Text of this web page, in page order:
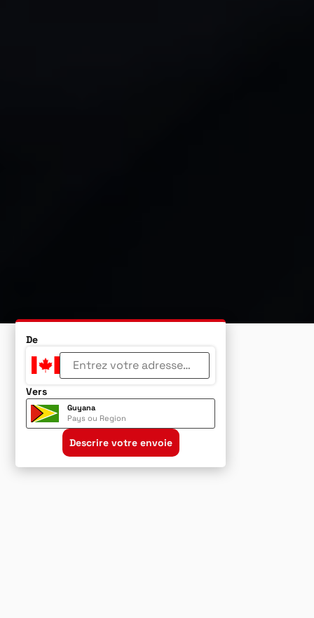
De
Vers
Guyana
Pays ou Region
Descrire votre envoie